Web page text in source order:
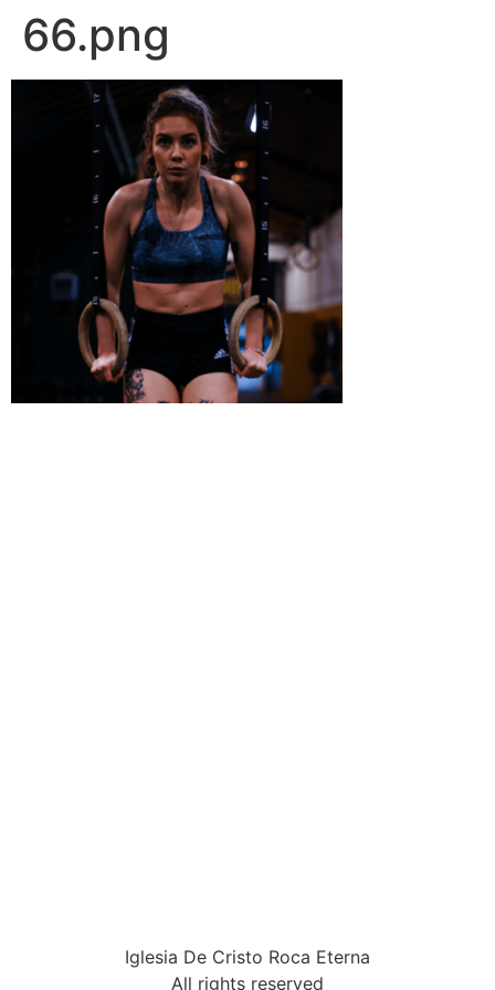
66.png
Iglesia De Cristo Roca Eterna
All rights reserved